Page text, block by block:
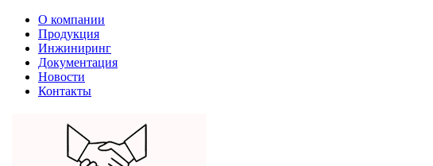
О компании
Продукция
Инжиниринг
Документация
Новости
Контакты